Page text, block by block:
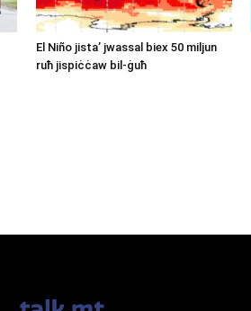
El Niño jista’ jwassal biex 50 miljun
ruħ jispiċċaw bil-ġuħ